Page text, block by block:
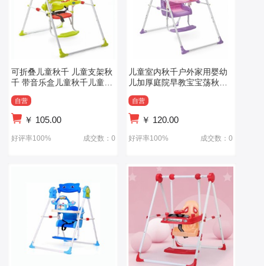
可折叠儿童秋千 儿童支架秋
千 带音乐盒儿童秋千儿童支
自营
￥ 105.00
好评率100% 成交数：0
儿童室内秋千户外家用婴幼
儿加厚庭院早教宝宝荡秋千
自营
￥ 120.00
好评率100% 成交数：0